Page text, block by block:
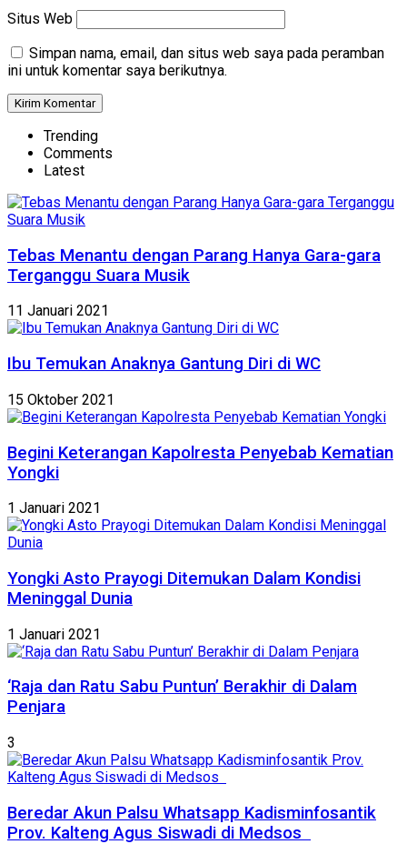
Situs Web
Simpan nama, email, dan situs web saya pada peramban
ini untuk komentar saya berikutnya.
Trending
Comments
Latest
Tebas Menantu dengan Parang Hanya Gara-gara
Terganggu Suara Musik
11 Januari 2021
Ibu Temukan Anaknya Gantung Diri di WC
15 Oktober 2021
Begini Keterangan Kapolresta Penyebab Kematian
Yongki
1 Januari 2021
Yongki Asto Prayogi Ditemukan Dalam Kondisi
Meninggal Dunia
1 Januari 2021
‘Raja dan Ratu Sabu Puntun’ Berakhir di Dalam
Penjara
3
Beredar Akun Palsu Whatsapp Kadisminfosantik
Prov. Kalteng Agus Siswadi di Medsos